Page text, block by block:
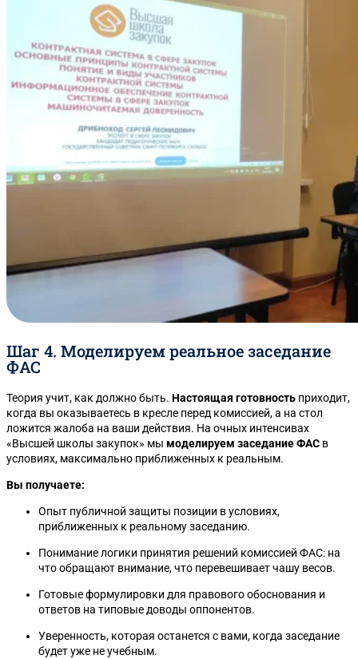
Шаг 4. Моделируем реальное заседание
ФАС
Теория учит, как должно быть. Настоящая готовность приходит,
когда вы оказываетесь в кресле перед комиссией, а на стол
ложится жалоба на ваши действия. На очных интенсивах
«Высшей школы закупок» мы моделируем заседание ФАС в
условиях, максимально приближенных к реальным.
Вы получаете:
Опыт публичной защиты позиции в условиях,
приближенных к реальному заседанию.
Понимание логики принятия решений комиссией ФАС: на
что обращают внимание, что перевешивает чашу весов.
Готовые формулировки для правового обоснования и
ответов на типовые доводы оппонентов.
Уверенность, которая останется с вами, когда заседание
будет уже не учебным.